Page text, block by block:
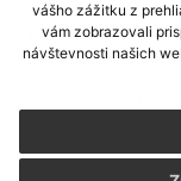
vášho zážitku z
vám zobrazovali
návštevnosti našich
využite možnosť
CMS systém